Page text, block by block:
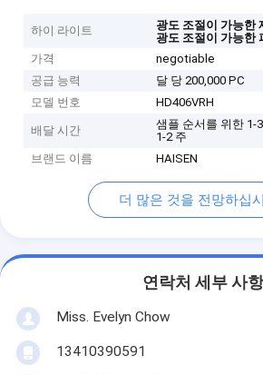
하이 라이트 광도 조절이 가능한
광도 조절이 가능한
가격
negotiable
공급 능력
달 당 200,000 PC
모델 번호
HD406VRH
배달 시간
샘플 순서를 위한 1-
1-2 주
브랜드 이름
HAISEN
더 많은 것을 전망하십
연락처 세부 사항
Miss. Evelyn Chow
13410390591